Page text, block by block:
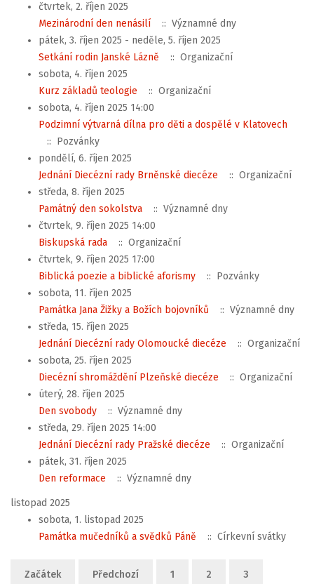
čtvrtek, 2. říjen 2025
Mezinárodní den nenásilí
:: Významné dny
pátek, 3. říjen 2025 - neděle, 5. říjen 2025
Setkání rodin Janské Lázně
:: Organizační
sobota, 4. říjen 2025
Kurz základů teologie
:: Organizační
sobota, 4. říjen 2025 14:00
Podzimní výtvarná dílna pro děti a dospělé v Klatovech
:: Pozvánky
pondělí, 6. říjen 2025
Jednání Diecézní rady Brněnské diecéze
:: Organizační
středa, 8. říjen 2025
Památný den sokolstva
:: Významné dny
čtvrtek, 9. říjen 2025 14:00
Biskupská rada
:: Organizační
čtvrtek, 9. říjen 2025 17:00
Biblická poezie a biblické aforismy
:: Pozvánky
sobota, 11. říjen 2025
Památka Jana Žižky a Božích bojovníků
:: Významné dny
středa, 15. říjen 2025
Jednání Diecézní rady Olomoucké diecéze
:: Organizační
sobota, 25. říjen 2025
Diecézní shromáždění Plzeňské diecéze
:: Organizační
úterý, 28. říjen 2025
Den svobody
:: Významné dny
středa, 29. říjen 2025 14:00
Jednání Diecézní rady Pražské diecéze
:: Organizační
pátek, 31. říjen 2025
Den reformace
:: Významné dny
listopad 2025
sobota, 1. listopad 2025
Památka mučedníků a svědků Páně
:: Církevní svátky
Začátek Předchozí 1 2 3